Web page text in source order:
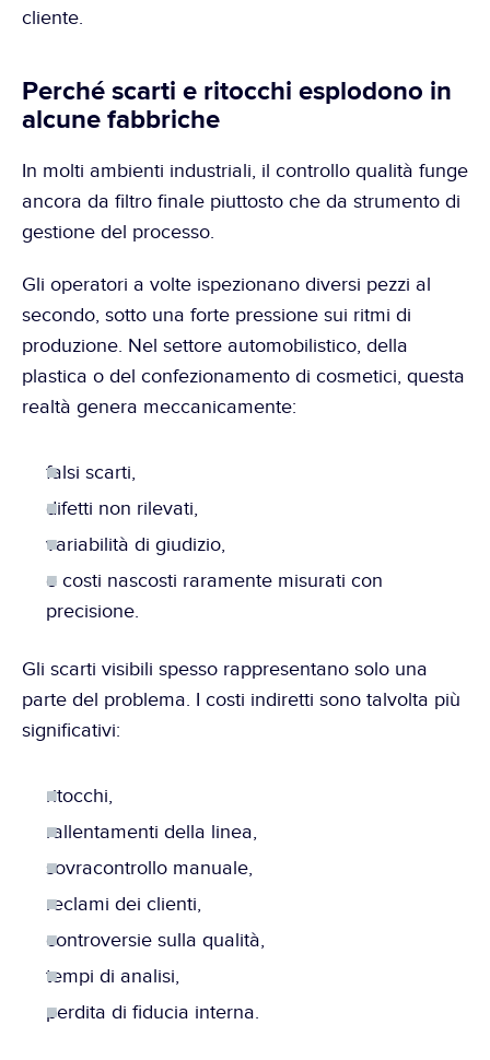
cliente.
Perché scarti e ritocchi esplodono in
alcune fabbriche
In molti ambienti industriali, il controllo qualità funge
ancora da filtro finale piuttosto che da strumento di
gestione del processo.
Gli operatori a volte ispezionano diversi pezzi al
secondo, sotto una forte pressione sui ritmi di
produzione. Nel settore automobilistico, della
plastica o del confezionamento di cosmetici, questa
realtà genera meccanicamente:
falsi scarti,
difetti non rilevati,
variabilità di giudizio,
e costi nascosti raramente misurati con
precisione.
Gli scarti visibili spesso rappresentano solo una
parte del problema. I costi indiretti sono talvolta più
significativi:
ritocchi,
rallentamenti della linea,
sovracontrollo manuale,
reclami dei clienti,
controversie sulla qualità,
tempi di analisi,
perdita di fiducia interna.